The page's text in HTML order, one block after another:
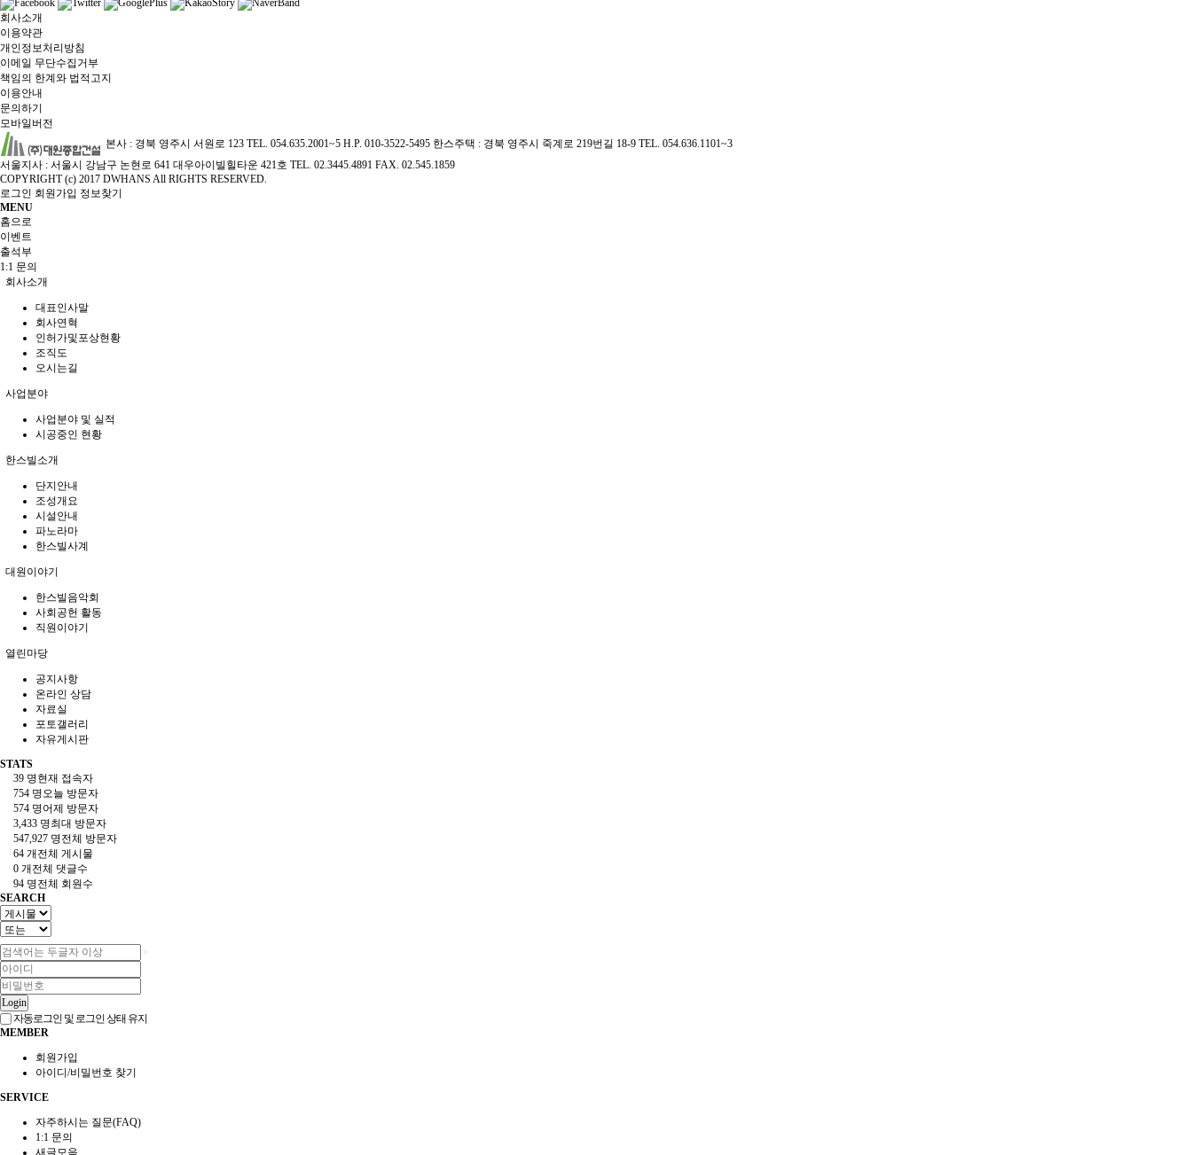
회사소개
이용약관
개인정보처리방침
이메일 무단수집거부
책임의 한계와 법적고지
이용안내
문의하기
모바일버전
본사 : 경북 영주시 서원로 123 TEL. 054.635.2001~5 H.P. 010-3522-5495 한스주택 : 경북 영주시 죽계로 219번길 18-9 TEL. 054.636.1101~3
서울지사 : 서울시 강남구 논현로 641 대우아이빌힐타운 421호 TEL. 02.3445.4891 FAX. 02.545.1859
COPYRIGHT (c) 2017 DWHANS All RIGHTS RESERVED.
로그인 회원가입 정보찾기
MENU
홈으로
이벤트
출석부
1:1 문의
회사소개
대표인사말
회사연혁
인허가및포상현황
조직도
오시는길
사업분야
사업분야 및 실적
시공중인 현황
한스빌소개
단지안내
조성개요
시설안내
파노라마
한스빌사계
대원이야기
한스빌음악회
사회공헌 활동
직원이야기
열린마당
공지사항
온라인 상담
자료실
포토갤러리
자유게시판
STATS
39 명현재 접속자
754 명 오늘 방문자
574 명어제 방문자
3,433 명최대 방문자
547,927 명전체 방문자
64 개전체 게시물
0 개전체 댓글수
94 명전체 회원수
SEARCH
Login
자동로그인 및 로그인 상태 유지
MEMBER
회원가입
아이디/비밀번호 찾기
SERVICE
자주하시는 질문(FAQ)
1:1 문의
새글모음